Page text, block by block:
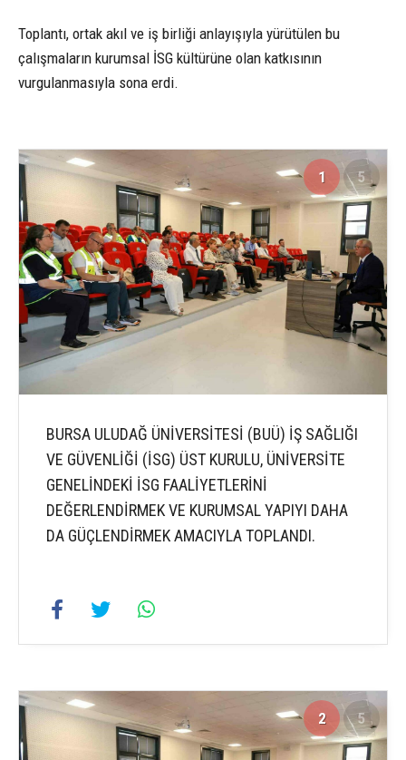
Toplantı, ortak akıl ve iş birliği anlayışıyla yürütülen bu
çalışmaların kurumsal İSG kültürüne olan katkısının
vurgulanmasıyla sona erdi.
1 5
BURSA ULUDAĞ ÜNİVERSİTESİ (BUÜ) İŞ SAĞLIĞI
VE GÜVENLİĞİ (İSG) ÜST KURULU, ÜNİVERSİTE
GENELİNDEKİ İSG FAALİYETLERİNİ
DEĞERLENDİRMEK VE KURUMSAL YAPIYI DAHA
DA GÜÇLENDİRMEK AMACIYLA TOPLANDI.
2 5